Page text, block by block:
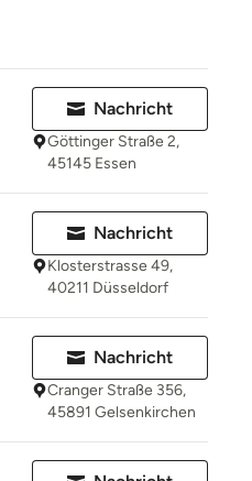
Nachricht
Göttinger Straße 2,
45145 Essen
Nachricht
Klosterstrasse 49,
40211 Düsseldorf
Nachricht
Cranger Straße 356,
45891 Gelsenkirchen